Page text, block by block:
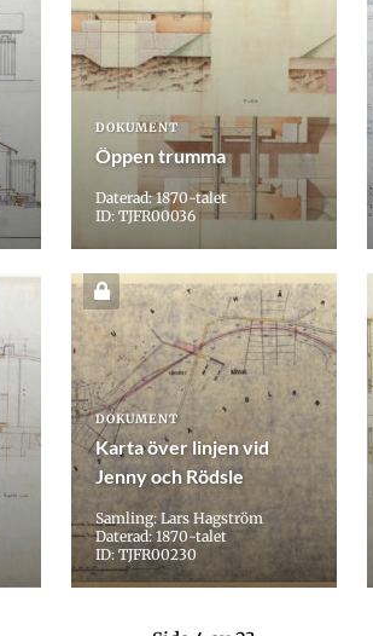
DOKUMENT
Öppen trumma
Daterad: 1870-talet
ID: TJFR00036
DOKUMENT
Karta över linjen vid
Jenny och Rödsle
Samling: Lars Hagström
Daterad: 1870-talet
ID: TJFR00230